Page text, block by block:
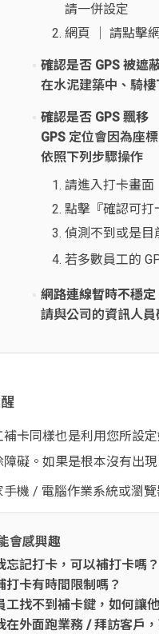
請一併設定
網頁 │ 請點擊
確認是否 GPS 被遮
在水泥建築中、騎
確認是否 GPS 飄移
GPS 定位會因為座
依照下列步驟操作
請進入打卡畫面
點擊『確認可打
偵測不到或是目
若多數員工的
網路連線暫時不穩定
請與公司的資訊人
補卡同樣也是利用您所設
障礙。如果是根本沒有出
手機 / 電腦作業系統或瀏
會感興趣
忘記打卡，可以補打卡嗎
打卡有時間限制嗎？
工找不到補卡鍵，如何讓
在外面跑業務 / 拜訪客戶